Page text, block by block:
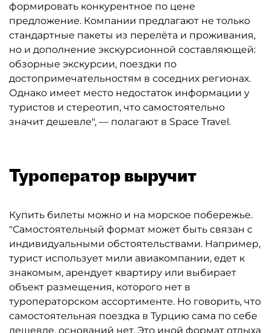
формировать конкурентное по цене
предложение. Компании предлагают не только
стандартные пакеты из перелёта и проживания,
но и дополнение экскурсионной составляющей:
обзорные экскурсии, поездки по
достопримечательностям в соседних регионах.
Однако имеет место недостаток информации у
туристов и стереотип, что самостоятельно
значит дешевле", — полагают в Space Travel.
Туроператор выручит
Купить билеты можно и на морское побережье.
"Самостоятельный формат может быть связан с
индивидуальными обстоятельствами. Например,
турист использует мили авиакомпании, едет к
знакомым, арендует квартиру или выбирает
объект размещения, которого нет в
туроператорском ассортименте. Но говорить, что
самостоятельная поездка в Турцию сама по себе
дешевле, оснований нет. Это иной формат отдыха